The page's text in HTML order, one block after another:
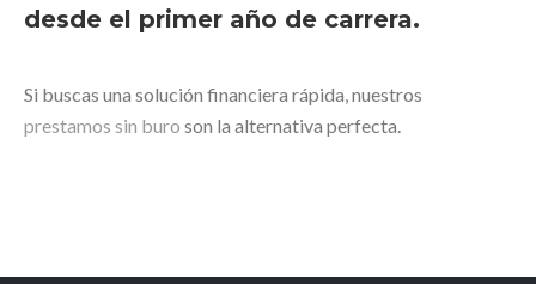
desde el primer año de carrera.
Si buscas una solución financiera rápida, nuestros
prestamos sin buro son la alternativa perfecta.